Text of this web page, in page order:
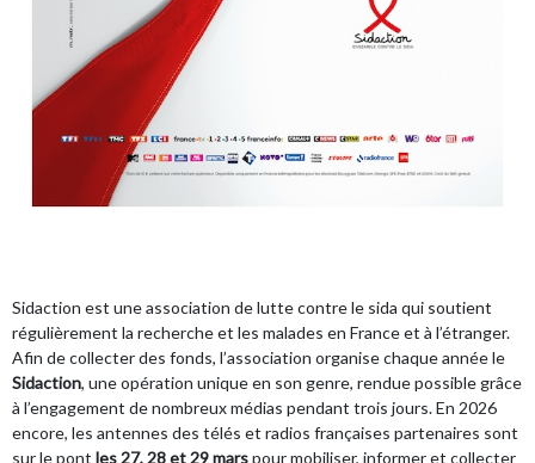
Sidaction est une association de lutte contre le sida qui soutient
régulièrement la recherche et les malades en France et à l’étranger.
Afin de collecter des fonds, l’association organise chaque année le
Sidaction, une opération unique en son genre, rendue possible grâce
à l’engagement de nombreux médias pendant trois jours. En 2026
encore, les antennes des télés et radios françaises partenaires sont
sur le pont les 27, 28 et 29 marspour mobiliser, informer et collecter